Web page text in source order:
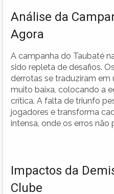
Análise da
Agora
A campanha do Taubaté
sido repleta de desafios.
derrotas se traduziram
muito baixa, colocando a
crítica. A falta de triunfo
jogadores e transforma
intensa, onde os erros
Impactos da
Clube